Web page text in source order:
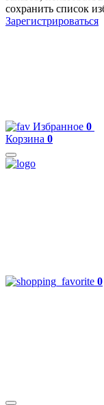
сохранить список
Зарегистрироваться
Избранное 0
Корзина 0
0